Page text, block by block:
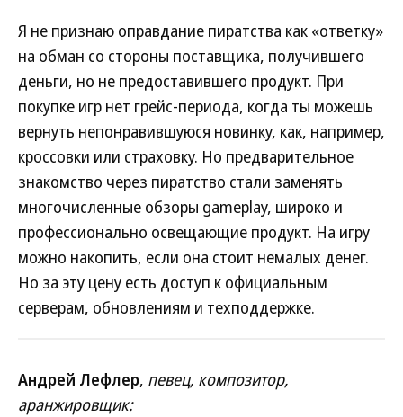
Я не признаю оправдание пиратства как «ответку»
на обман со стороны поставщика, получившего
деньги, но не предоставившего продукт. При
покупке игр нет грейс-периода, когда ты можешь
вернуть непонравившуюся новинку, как, например,
кроссовки или страховку. Но предварительное
знакомство через пиратство стали заменять
многочисленные обзоры gameplay, широко и
профессионально освещающие продукт. На игру
можно накопить, если она стоит немалых денег.
Но за эту цену есть доступ к официальным
серверам, обновлениям и техподдержке.
Андрей Лефлер, певец, композитор,
аранжировщик: